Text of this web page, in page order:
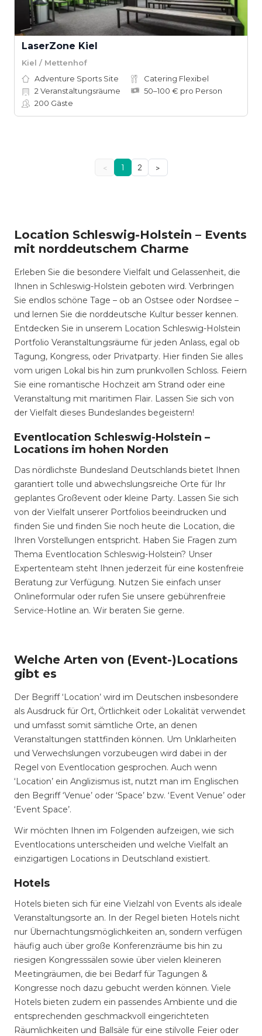
LaserZone Kiel
Kiel / Mettenhof
Adventure Sports Site
Catering Flexibel
2 Veranstaltungsräume
50–100 € pro Person
200 Gäste
< 1 2 >
Location Schleswig-Holstein – Events
mit norddeutschem Charme
Erleben Sie die besondere Vielfalt und Gelassenheit, die
Ihnen in Schleswig-Holstein geboten wird. Verbringen
Sie endlos schöne Tage – ob an Ostsee oder Nordsee –
und lernen Sie die norddeutsche Kultur besser kennen.
Entdecken Sie in unserem Location Schleswig-Holstein
Portfolio Veranstaltungsräume für jeden Anlass, egal ob
Tagung, Kongress, oder Privatparty. Hier finden Sie alles
vom urigen Lokal bis hin zum prunkvollen Schloss. Feiern
Sie eine romantische Hochzeit am Strand oder eine
Veranstaltung mit maritimen Flair. Lassen Sie sich von
der Vielfalt dieses Bundeslandes begeistern!
Eventlocation Schleswig-Holstein –
Locations im hohen Norden
Das nördlichste Bundesland Deutschlands bietet Ihnen
garantiert tolle und abwechslungsreiche Orte für Ihr
geplantes Großevent oder kleine Party. Lassen Sie sich
von der Vielfalt unserer Portfolios beeindrucken und
finden Sie und finden Sie noch heute die Location, die
Ihren Vorstellungen entspricht. Haben Sie Fragen zum
Thema Eventlocation Schleswig-Holstein? Unser
Expertenteam steht Ihnen jederzeit für eine kostenfreie
Beratung zur Verfügung. Nutzen Sie einfach unser
Onlineformular oder rufen Sie unsere gebührenfreie
Service-Hotline an. Wir beraten Sie gerne.
Welche Arten von (Event-)Locations
gibt es
Der Begriff ‘Location’ wird im Deutschen insbesondere
als Ausdruck für Ort, Örtlichkeit oder Lokalität verwendet
und umfasst somit sämtliche Orte, an denen
Veranstaltungen stattfinden können. Um Unklarheiten
und Verwechslungen vorzubeugen wird dabei in der
Regel von Eventlocation gesprochen. Auch wenn
‘Location’ ein Anglizismus ist, nutzt man im Englischen
den Begriff ‘Venue’ oder ‘Space’ bzw. ‘Event Venue’ oder
‘Event Space’.
Wir möchten Ihnen im Folgenden aufzeigen, wie sich
Eventlocations unterscheiden und welche Vielfalt an
einzigartigen Locations in Deutschland existiert.
Hotels
Hotels bieten sich für eine Vielzahl von Events als ideale
Veranstaltungsorte an. In der Regel bieten Hotels nicht
nur Übernachtungsmöglichkeiten an, sondern verfügen
häufig auch über große Konferenzräume bis hin zu
riesigen Kongresssälen sowie über vielen kleineren
Meetingräumen, die bei Bedarf für Tagungen &
Kongresse noch dazu gebucht werden können. Viele
Hotels bieten zudem ein passendes Ambiente und die
entsprechenden geschmackvoll eingerichteten
Räumlichkeiten und Ballsäle für eine stilvolle Feier oder